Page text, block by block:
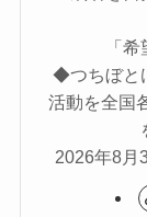
「
◆つちぼと
活動を全国
2026年8月